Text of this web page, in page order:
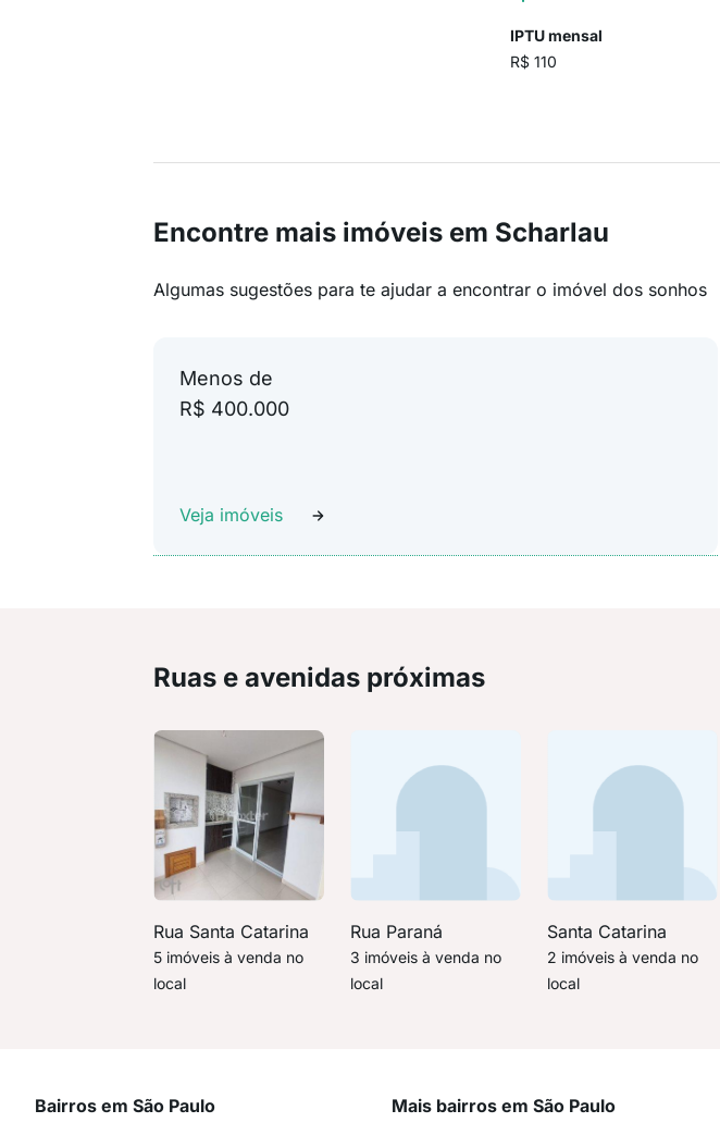
IPTU mensal
R$ 110
Encontre mais imóveis em Scharlau
Algumas sugestões para te ajudar a encontrar o imóvel dos sonhos
Menos de
R$ 400.000
Veja imóveis
Ruas e avenidas próximas
Rua Santa Catarina
5 imóveis à venda no
local
Rua Paraná
3 imóveis à venda no
local
Santa Catarina
2 imóveis à venda no
local
Bairros em São Paulo Mais bairros em São Paulo